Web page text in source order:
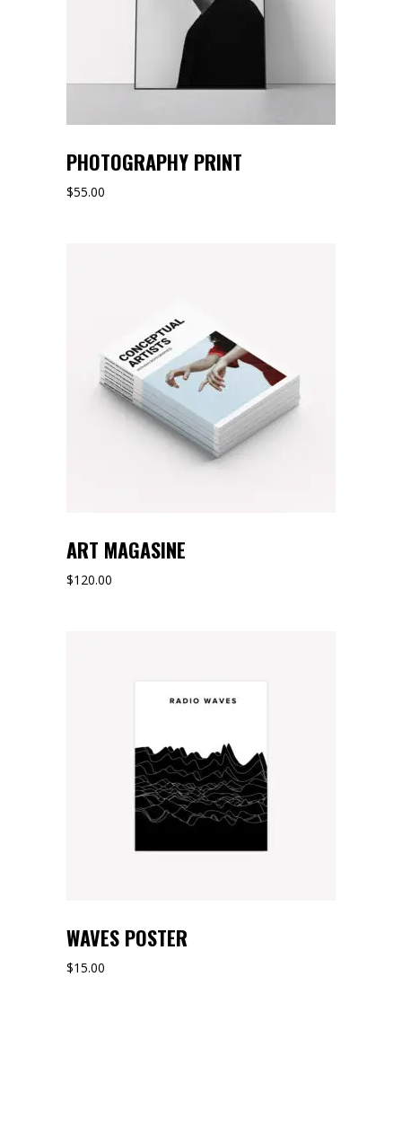
PHOTOGRAPHY PRINT
$55.00
ART MAGASINE
$120.00
WAVES POSTER
$15.00